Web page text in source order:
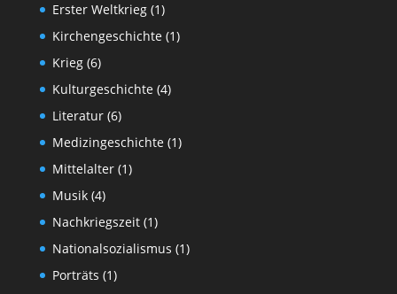
Erster Weltkrieg(1)
Kirchengeschichte(1)
Krieg(6)
Kulturgeschichte(4)
Literatur(6)
Medizingeschichte(1)
Mittelalter(1)
Musik(4)
Nachkriegszeit(1)
Nationalsozialismus (1)
Porträts (1)